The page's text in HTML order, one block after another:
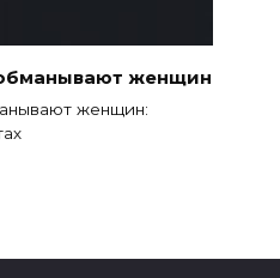
женщин
женщин: